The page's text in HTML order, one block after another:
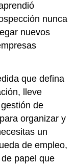
nunca
nuevos
que defina
lleve
de
organizar y
un
de empleo,
papel que